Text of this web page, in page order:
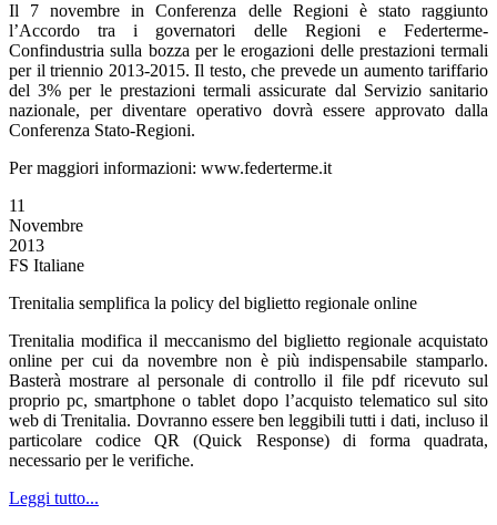
Il 7 novembre in Conferenza delle Regioni è stato raggiunto
l’Accordo tra i governatori delle Regioni e Federterme-
Confindustria sulla bozza per le erogazioni delle prestazioni termali
per il triennio 2013-2015. Il testo, che prevede un aumento tariffario
del 3% per le prestazioni termali assicurate dal Servizio sanitario
nazionale, per diventare operativo dovrà essere approvato dalla
Conferenza Stato-Regioni.
Per maggiori informazioni: www.federterme.it
11
Novembre
2013
FS Italiane
Trenitalia semplifica la policy del biglietto regionale online
Trenitalia modifica il meccanismo del biglietto regionale acquistato
online per cui da novembre non è più indispensabile stamparlo.
Basterà mostrare al personale di controllo il file pdf ricevuto sul
proprio pc, smartphone o tablet dopo l’acquisto telematico sul sito
web di Trenitalia. Dovranno essere ben leggibili tutti i dati, incluso il
particolare codice QR (Quick Response) di forma quadrata,
necessario per le verifiche.
Leggi tutto...